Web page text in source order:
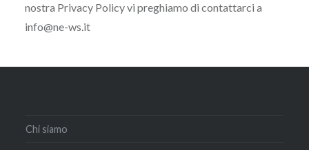
nostra Privacy Policy vi preghiamo di contattarci a
info@ne-ws.it
Chi siamo